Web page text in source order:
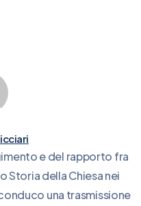
e del rapporto fra
Storia della Chiesa nei
una trasmissione